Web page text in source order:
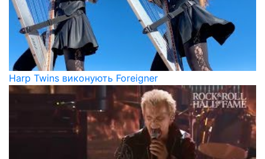
Harp Twins виконують Foreigner